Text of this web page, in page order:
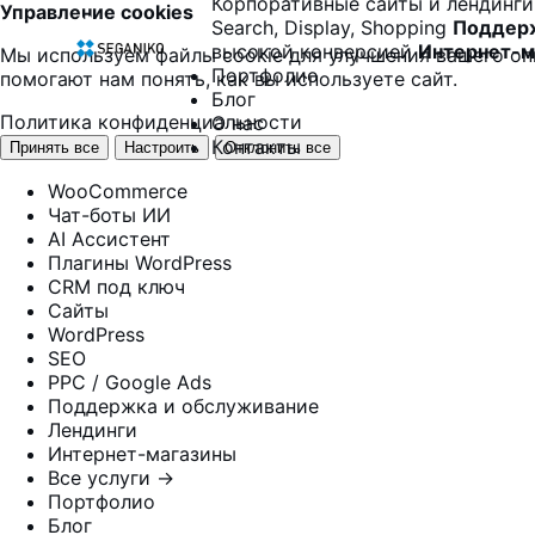
Управление cookies
Мы используем файлы cookie для улучшения вашего
помогают нам понять, как вы используете сайт.
Политика конфиденциальности
Принять все Настроить Отклонить все
Search, Display, Shopping
высокой конверсией Интернет-
Портфолио
Блог
О нас
Контакты
WooCommerce
Чат-боты ИИ
AI Ассистент
Плагины WordPress
CRM под ключ
Сайты
WordPress
SEO
PPC / Google Ads
Поддержка и обслуживание
Лендинги
Интернет-магазины
Все услуги →
Портфолио
Блог